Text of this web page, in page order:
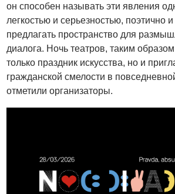
он способен называть эти явления
легкостью и серьезностью, поэтично
предлагать пространство для
диалога. Ночь театров, таким
только праздник искусства, но и
гражданской смелости в
отметили организаторы.